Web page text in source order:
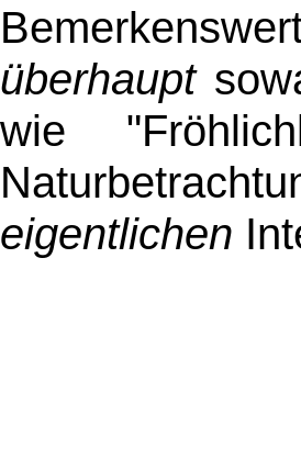
überhaupt
wie
eigentlichen